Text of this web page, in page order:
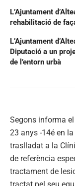
L’Ajuntament
rehabilitació de
L’Ajuntament
Diputació a un
de l’entorn urbà
Segons informa
23 anys -14é en
traslladat a la
de referència
tractament de